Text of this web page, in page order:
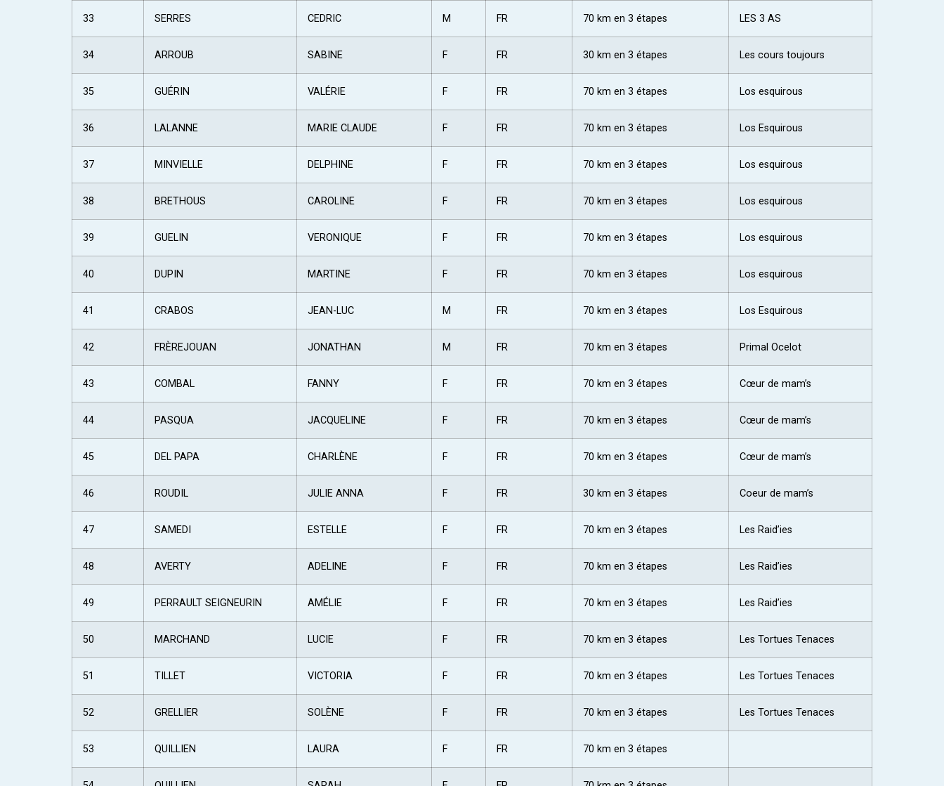
33 SERRES CEDRIC M FR 70 km en 3 étapes LES 3 AS
34 ARROUB SABINE F FR 30 km en 3 étapes Les cours toujours
35 GUÉRIN VALÉRIE F FR 70 km en 3 étapes Los esquirous
36 LALANNE MARIE CLAUDE F FR 70 km en 3 étapes Los Esquirous
37 MINVIELLE DELPHINE F FR 70 km en 3 étapes Los esquirous
38 BRETHOUS CAROLINE F FR 70 km en 3 étapes Los esquirous
39 GUELIN VERONIQUE F FR 70 km en 3 étapes Los esquirous
40 DUPIN MARTINE F FR 70 km en 3 étapes Los esquirous
41 CRABOS JEAN-LUC M FR 70 km en 3 étapes Los Esquirous
42 FRÈREJOUAN JONATHAN M FR 70 km en 3 étapes Primal Ocelot
43 COMBAL FANNY F FR 70 km en 3 étapes Cœur de mam’s
44 PASQUA JACQUELINE F FR 70 km en 3 étapes Cœur de mam’s
45 DEL PAPA CHARLÈNE F FR 70 km en 3 étapes Cœur de mam’s
46 ROUDIL JULIE ANNA F FR 30 km en 3 étapes Coeur de mam’s
47 SAMEDI ESTELLE F FR 70 km en 3 étapes Les Raid’ies
48 AVERTY ADELINE F FR 70 km en 3 étapes Les Raid’ies
49 PERRAULT SEIGNEURIN AMÉLIE F FR 70 km en 3 étapes Les Raid’ies
50 MARCHAND LUCIE F FR 70 km en 3 étapes Les Tortues Tenaces
51 TILLET VICTORIA F FR 70 km en 3 étapes Les Tortues Tenaces
52 GRELLIER SOLÈNE F FR 70 km en 3 étapes Les Tortues Tenaces
53 QUILLIEN LAURA F FR 70 km en 3 étapes